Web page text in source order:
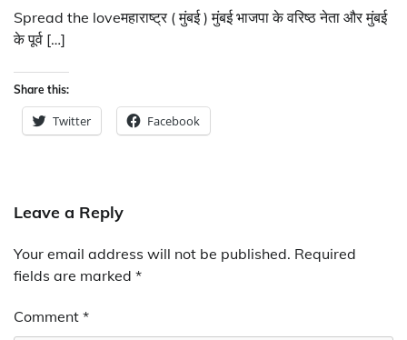
Spread the loveमहाराष्ट्र ( मुंबई ) मुंबई भाजपा के वरिष्ठ नेता और मुंबई
के पूर्व […]
Share this:
Twitter Facebook
Leave a Reply
Your email address will not be published. Required
fields are marked *
Comment *